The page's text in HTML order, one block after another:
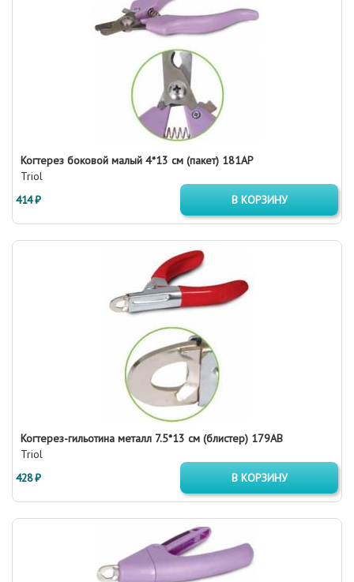
Когтерез боковой малый 4*13 см (пакет) 181АP
Triol
414 ₽
В КОРЗИНУ
Когтерез-гильотина металл 7.5*13 см (блистер) 179AB
Triol
428 ₽
В КОРЗИНУ